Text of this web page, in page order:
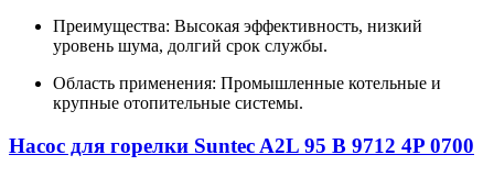
Преимущества: Высокая эффективность, низкий
уровень шума, долгий срок службы.
Область применения: Промышленные котельные и
крупные отопительные системы.
Насос для горелки Suntec A2L 95 B 9712 4P 0700